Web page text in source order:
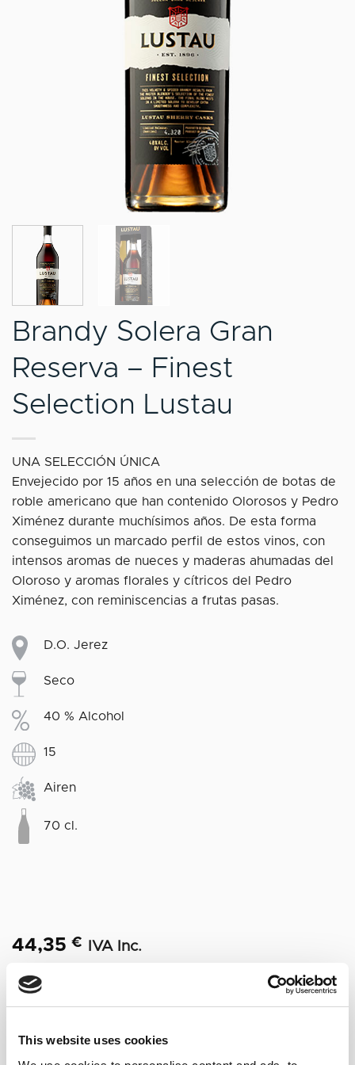
This website uses cookies
Brandy Solera Gran
Reserva – Finest
Selection Lustau
UNA SELECCIÓN ÚNICA
Envejecido por 15 años en una selección de botas de
roble americano que han contenido Olorosos y Pedro
Ximénez durante muchísimos años. De esta forma
conseguimos un marcado perfil de estos vinos, con
intensos aromas de nueces y maderas ahumadas del
Oloroso y aromas florales y cítricos del Pedro
Ximénez, con reminiscencias a frutas pasas.
D.O. Jerez
Seco
40 % Alcohol
15
Airen
70 cl.
44,35€ IVA Inc.
Brandy Solera Gran Reserva - Finest Selection Lustau cantidad
Alternative: